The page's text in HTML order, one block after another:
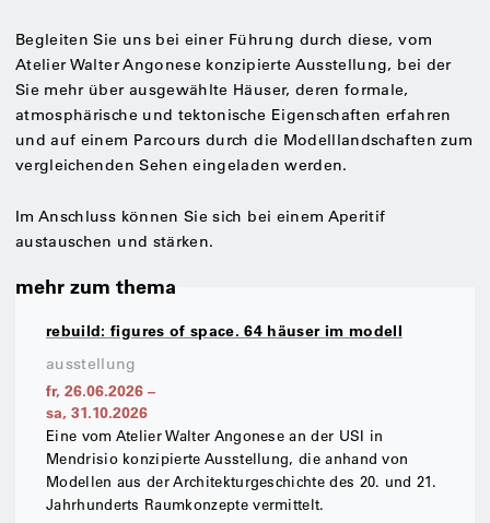
Begleiten Sie uns bei einer Führung durch diese, vom
Atelier Walter Angonese konzipierte Ausstellung, bei der
Sie mehr über ausgewählte Häuser, deren formale,
atmosphärische und tektonische Eigenschaften erfahren
und auf einem Parcours durch die Modelllandschaften zum
vergleichenden Sehen eingeladen werden.
Im Anschluss können Sie sich bei einem Aperitif
austauschen und stärken.
mehr zum thema
rebuild: figures of space. 64 häuser im modell
ausstellung
fr, 26.06.2026 –
sa, 31.10.2026
Eine vom Atelier Walter Angonese an der USI in
Mendrisio konzipierte Ausstellung, die anhand von
Modellen aus der Architekturgeschichte des 20. und 21.
Jahrhunderts Raumkonzepte vermittelt.